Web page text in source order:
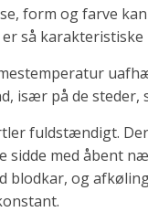
form og farve
så
især på de
fuldstændigt.
sidde med åbent
blodkar, og